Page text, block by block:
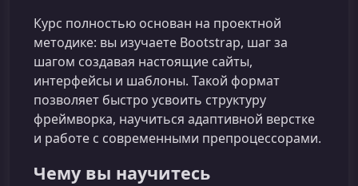
Курс полностью основан на проектной
методике: вы изучаете Bootstrap, шаг за
шагом создавая настоящие сайты,
интерфейсы и шаблоны. Такой формат
позволяет быстро усвоить структуру
фреймворка, научиться адаптивной верстке
и работе с современными препроцессорами.
Чему вы научитесь